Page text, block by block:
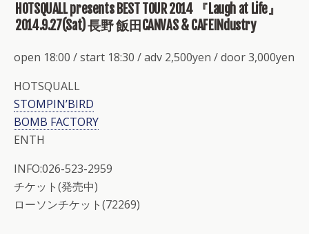
HOTSQUALL presents BEST TOUR 2014 『Laugh at Life』
2014.9.27(Sat) 長野 飯田CANVAS & CAFEINdustry
open 18:00 / start 18:30 / adv 2,500yen / door 3,000yen
HOTSQUALL
STOMPIN’BIRD
BOMB FACTORY
ENTH
INFO:026-523-2959
チケット(発売中)
ローソンチケット(72269)